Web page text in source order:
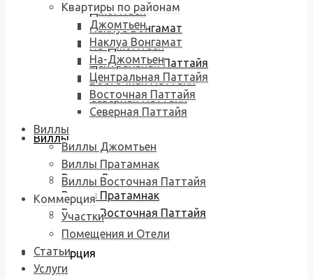
Джомтьен
Наклуа Вонгамат
На-Джомтьен
Центральная Паттайя
Восточная Паттайя
Северная Паттайя
Виллы
Виллы Джомтьен
Виллы Пратамнак
Виллы Восточная Паттайя
Коммерция
Квартиры по районам
Джомтьен
Наклуа Вонгамат
На-Джомтьен
Центральная Паттайя
Восточная Паттайя
Северная Паттайя
Виллы
Виллы Джомтьен
Виллы Пратамнак
Виллы Восточная Паттайя
Коммерция
Участки
Помещения и Отели
Статьи
Услуги